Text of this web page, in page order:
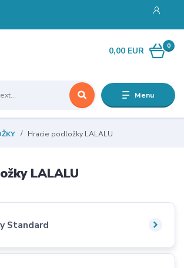
Menu
0
0,00 EUR
Hracie podložky LALALU
LALALU
Standard